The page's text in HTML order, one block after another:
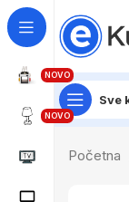
NOVO
NOVO
Sve
Početna